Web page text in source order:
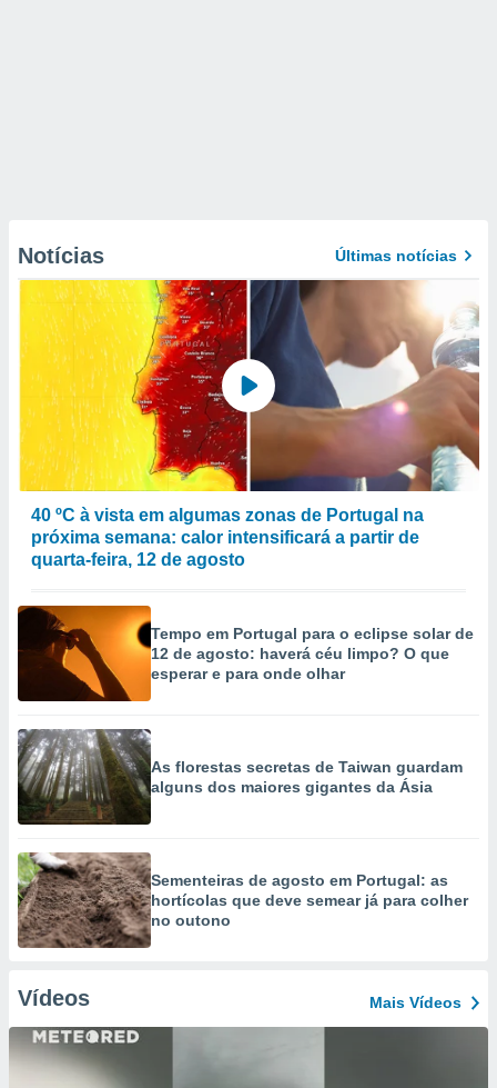
Notícias Últimas notícias
40 ºC à vista em algumas zonas de Portugal na
próxima semana: calor intensificará a partir de
quarta-feira, 12 de agosto
Tempo em Portugal para o eclipse solar de
12 de agosto: haverá céu limpo? O que
esperar e para onde olhar
As florestas secretas de Taiwan guardam
alguns dos maiores gigantes da Ásia
Sementeiras de agosto em Portugal: as
hortícolas que deve semear já para colher
no outono
Vídeos Mais Vídeos